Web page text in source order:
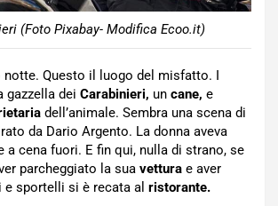
(Foto Pixabay- Modifica Ecoo.it)
notte. Questo il luogo del misfatto. I
gazzella dei Carabinieri, un cane, e
dell’animale. Sembra una scena di
da Dario Argento. La donna aveva
a cena fuori. E fin qui, nulla di strano, se
parcheggiato la sua vettura e aver
sportelli si è recata al ristorante.